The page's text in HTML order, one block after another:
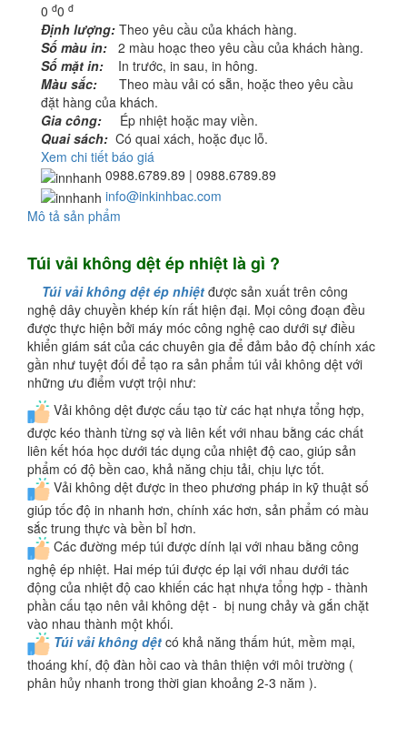
0 đ0 đ
Định lượng: Theo yêu cầu của khách hàng.
Số màu in: 2 màu hoạc theo yêu cầu của khách hàng.
Số mặt in: In trước, in sau, in hông.
Màu sắc: Theo màu vải có sẵn, hoặc theo yêu cầu
đặt hàng của khách.
Gia công:
Ép nhiệt hoặc may viền.
Quai sách: Có quai xách, hoặc đục lỗ.
Xem chi tiết báo giá
0988.6789.89 | 0988.6789.89
info@inkinhbac.com
Mô tả sản phẩm
Túi vải không dệt ép nhiệt là gì ?
Túi vải không dệt ép nhiệt được sản xuất trên công
nghệ dây chuyền khép kín rất hiện đại. Mọi công đoạn đều
được thực hiện bởi máy móc công nghệ cao dưới sự điều
khiển giám sát của các chuyên gia để đảm bảo độ chính xác
gần như tuyệt đối để tạo ra sản phẩm túi vải không dệt với
những ưu điểm vượt trội như:
Vải không dệt được cấu tạo từ các hạt nhựa tổng hợp,
được kéo thành từng sợ và liên kết với nhau bằng các chất
liên kết hóa học dưới tác dụng của nhiệt độ cao, giúp sản
phẩm có độ bền cao, khả năng chịu tải, chịu lực tốt.
Vải không dệt được in theo phương pháp in kỹ thuật số
giúp tốc độ in nhanh hơn, chính xác hơn, sản phẩm có màu
sắc trung thực và bền bỉ hơn.
Các đường mép túi được dính lại với nhau bằng công
nghệ ép nhiệt. Hai mép túi được ép lại với nhau dưới tác
động của nhiệt độ cao khiến các hạt nhựa tổng hợp - thành
phần cấu tạo nên vải không dệt - bị nung chảy và gắn chặt
vào nhau thành một khối.
Túi vải không dệt có khả năng thấm hút, mềm mại,
thoáng khí, độ đàn hồi cao và thân thiện với môi trường (
phân hủy nhanh trong thời gian khoảng 2-3 năm ).